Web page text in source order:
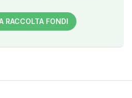
RACCOLTA FONDI